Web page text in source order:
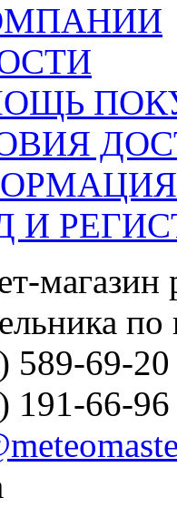
И
магазин
589-69-20
191-66-96